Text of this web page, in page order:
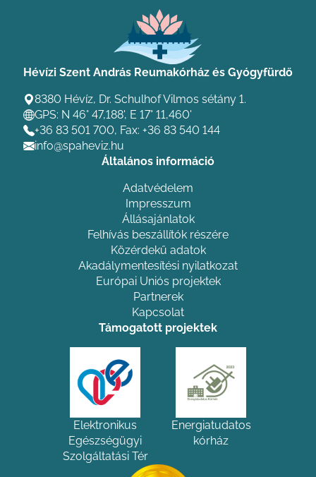
Hévízi Szent András Reumakórház és Gyógyfürdő
8380 Hévíz, Dr. Schulhof Vilmos sétány 1.
GPS: N 46° 47,188', E 17° 11,460'
+36 83 501 700, Fax: +36 83 540 144
info@spaheviz.hu
Általános információ
Adatvédelem
Impresszum
Állásajánlatok
Felhívás beszállítók részére
Közérdekű adatok
Akadálymentesítési nyilatkozat
Európai Uniós projektek
Partnerek
Kapcsolat
Támogatott projektek
Elektronikus
Egészségügyi
Szolgáltatási Tér
Energiatudatos
kórház